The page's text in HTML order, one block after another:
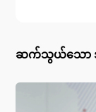
ဆက်သွယ်သော